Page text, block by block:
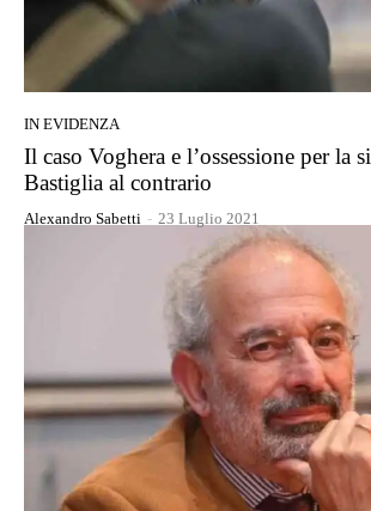
IN EVIDENZA
Il caso Voghera e l’ossessione per la
Bastiglia al contrario
Alexandro Sabetti - 23 Luglio 2021